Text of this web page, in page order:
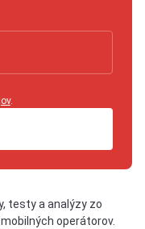
.
testy a analýzy zo
operátorov.